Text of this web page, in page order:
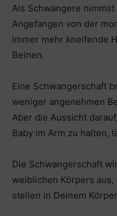
Als Schwangere
Angefangen von der
immer mehr kneifende
Beinen.
Eine Schwangerschaft
weniger angenehmen
Aber die Aussicht
Baby im Arm zu halten,
Die Schwangerschaft
weiblichen Körpers
stellen in Deinem